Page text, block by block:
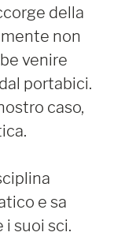
della
non
venire
portabici.
caso,
e sa
suoi sci.